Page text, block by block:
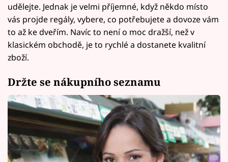
udělejte. Jednak je velmi příjemné, když někdo místo
vás projde regály, vybere, co potřebujete a dovoze vám
to až ke dveřím. Navíc to není o moc dražší, než v
klasickém obchodě, je to rychlé a dostanete kvalitní
zboží.
Držte se nákupního seznamu